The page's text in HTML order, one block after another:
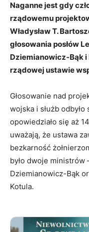
Naganne jest gdy
rządowemu
Władysław T.
głosowania posłów
Dziemianowicz-Bąk
rządowej ustawie
Głosowanie nad
wojska i służb
opowiedziało się aż
uważają, że ustawa
bezkarność
było dwoje ministrów
Dziemianowicz-Bąk
Kotula.